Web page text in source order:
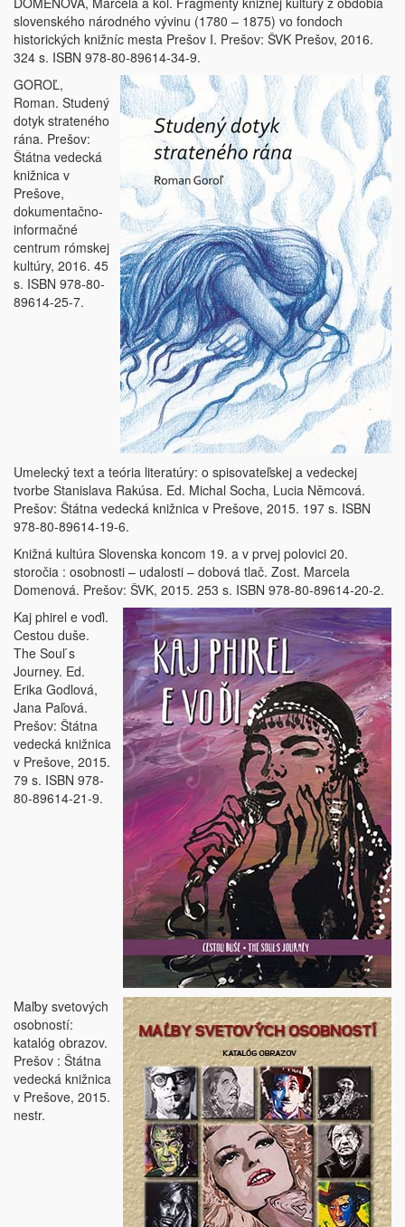
slovenského národného vývinu (1780 – 1875) vo fondoch
historických knižníc mesta Prešov I. Prešov: ŠVK Prešov, 2016.
324 s. ISBN 978-80-89614-34-9.
GOROĽ,
Roman. Studený
dotyk strateného
rána. Prešov:
Štátna vedecká
knižnica v
Prešove,
dokumentačno-
informačné
centrum rómskej
kultúry, 2016. 45
s. ISBN 978-80-
89614-25-7.
Umelecký text a teória literatúry: o spisovateľskej a vedeckej
tvorbe Stanislava Rakúsa. Ed. Michal Socha, Lucia Němcová.
Prešov: Štátna vedecká knižnica v Prešove, 2015. 197 s. ISBN
978-80-89614-19-6.
Knižná kultúra Slovenska koncom 19. a v prvej polovici 20.
storočia : osobnosti – udalosti – dobová tlač. Zost. Marcela
Domenová. Prešov: ŠVK, 2015. 253 s. ISBN 978-80-89614-20-2.
Kaj phirel e voďi.
Cestou duše.
The Soul ́s
Journey. Ed.
Erika Godlová,
Jana Paľová.
Prešov: Štátna
vedecká knižnica
v Prešove, 2015.
79 s. ISBN 978-
80-89614-21-9.
Maľby svetových
osobností:
katalóg obrazov.
Prešov : Štátna
vedecká knižnica
v Prešove, 2015.
nestr.